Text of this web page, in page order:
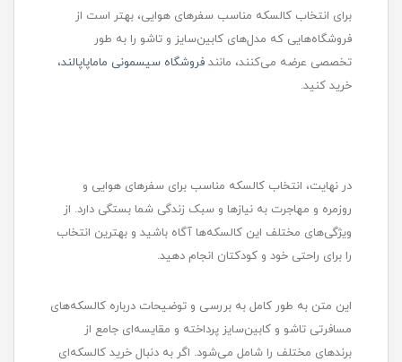
برای انتخاب کالسکه مناسب سفرهای هوایی، بهتر است از
فروشگاه‌هایی که مدل‌های کابین‌سایز و تاشو را به طور
تخصصی عرضه می‌کنند، مانند فروشگاه سیسمونی ماماپاپالند،
خرید کنید.
در نهایت، انتخاب کالسکه مناسب برای سفرهای هوایی و
روزمره و مهاجرت به نیازها و سبک زندگی شما بستگی دارد. از
ویژگی‌های مختلف این کالسکه‌ها آگاه باشید و بهترین انتخاب
را برای راحتی خود و کودکتان انجام دهید.
این متن به طور کامل به بررسی و توضیحات درباره کالسکه‌های
مسافرتی تاشو و کابین‌سایز پرداخته و مقایسه‌ای جامع از
برندهای مختلف را شامل می‌شود. اگر به دنبال خرید کالسکه‌ای